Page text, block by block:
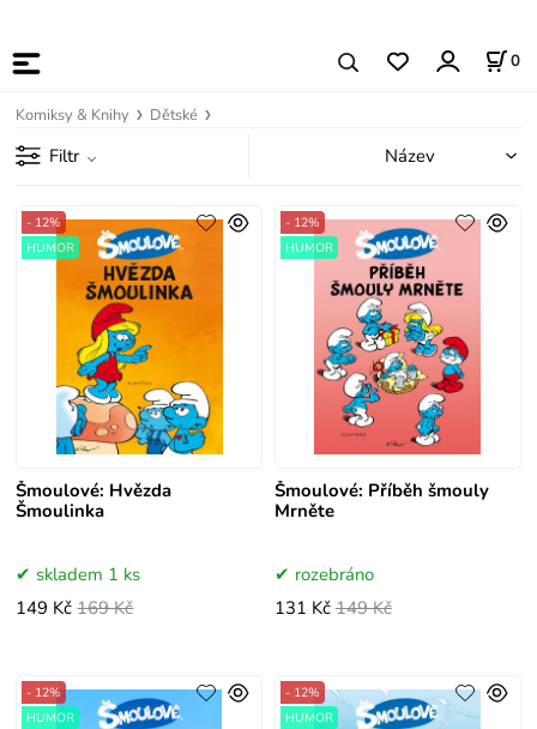
0
Komiksy & Knihy Dětské
Filtr
Šmoulové: Hvězda
Šmoulinka
- 12%
HUMOR
skladem 1 ks
149 Kč 169 Kč
Šmoulové: Příběh šmouly
Mrněte
- 12%
HUMOR
rozebráno
131 Kč 149 Kč
- 12%
HUMOR
- 12%
HUMOR